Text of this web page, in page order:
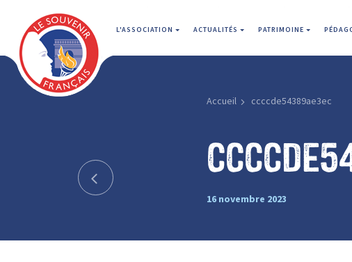
L'ASSOCIATION ACTUALITÉS PATRIMOINE
Accueil ccccde54389ae3ec
16 novembre 2023